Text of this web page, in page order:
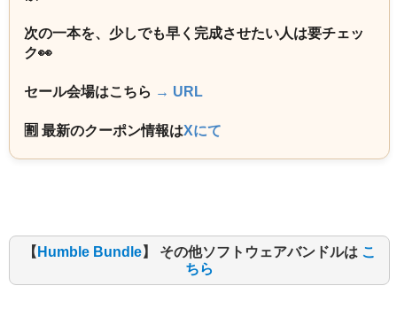
次の一本を、少しでも早く完成させたい人は要チェッ
ク👀
セール会場はこちら → URL
🈹 最新のクーポン情報はXにて
【 Humble Bundle】 その他ソフトウェアバンドルは こ
ちら